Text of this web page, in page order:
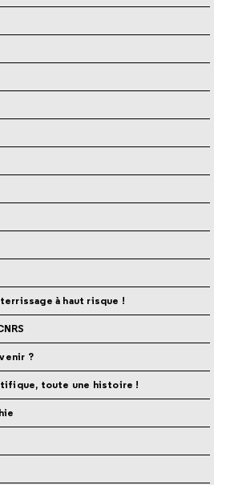
à haut risque !
?
toute une histoire !